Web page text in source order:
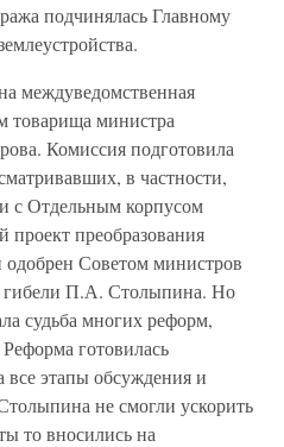
подчинялась Главному
междуведомственная
товарища министра
Комиссия подготовила
в частности,
с Отдельным корпусом
преобразования
Советом министров
гибели П.А. Столыпина. Но
судьба многих реформ,
готовилась
все этапы обсуждения и
не смогли ускорить
то вносились на